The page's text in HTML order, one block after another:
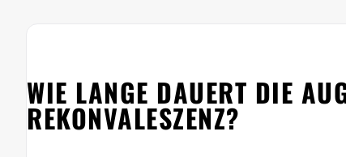
WIE LANGE DAUERT DIE
REKONVALESZENZ?